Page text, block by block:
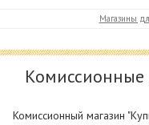
Магазины
Комиссионные
Комиссионный магазин